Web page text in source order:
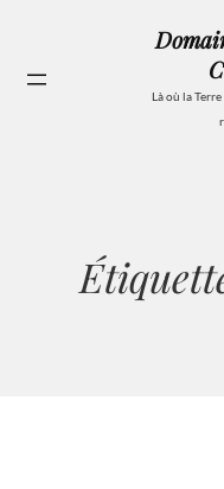
contenu
Là où la